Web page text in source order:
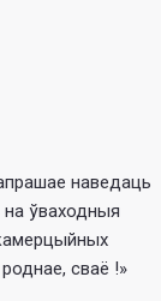
наведаць
на ўваходныя
сваё !»